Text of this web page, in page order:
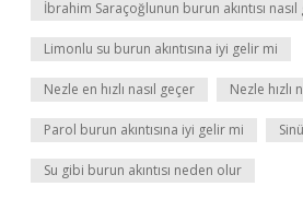
İbrahim Saraçoğlunun burun akıntısı
Limonlu su burun akıntısına iyi gelir mi
Nezle en hızlı nasıl geçer Nezle hızlı
Parol burun akıntısına iyi gelir mi
Su gibi burun akıntısı neden olur